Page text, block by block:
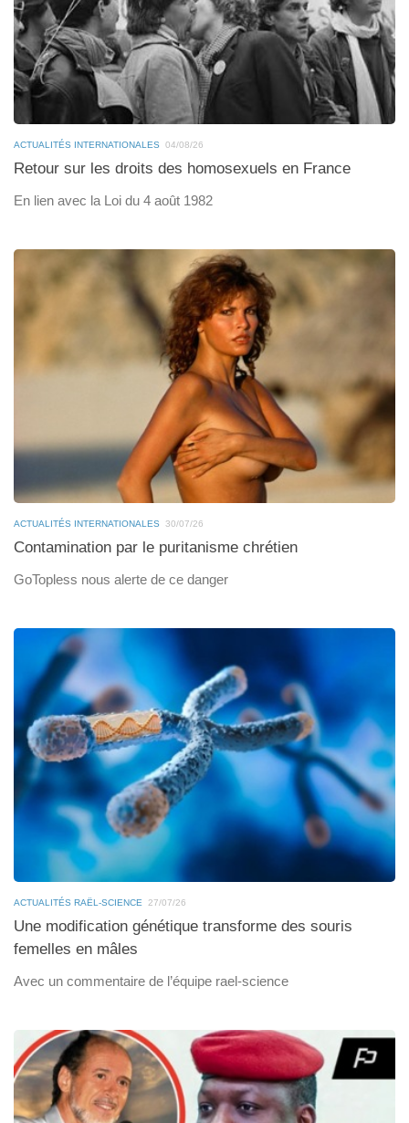
ACTUALITÉS INTERNATIONALES 04/08/26
Retour sur les droits des homosexuels en France
En lien avec la Loi du 4 août 1982
ACTUALITÉS INTERNATIONALES 30/07/26
Contamination par le puritanisme chrétien
GoTopless nous alerte de ce danger
ACTUALITÉS RAËL-SCIENCE 27/07/26
Une modification génétique transforme des souris
femelles en mâles
Avec un commentaire de l’équipe rael-science